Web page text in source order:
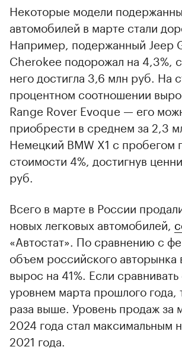
Некоторые модели
автомобилей в марте стали
Например, подержанный Jeep
Cherokee подорожал на 4,3%,
него достигла 3,6 млн руб. На
процентном соотношении
Range Rover Evoque — его
приобрести в среднем за 2,3
Немецкий BMW X1 с пробегом
стоимости 4%, достигнув
руб.
Всего в марте в России
новых легковых автомобилей,
«Автостат». По сравнению с
объем российского авторынка
вырос на 41%. Если сравнивать
уровнем марта прошлого года,
раза выше. Уровень продаж за
2024 года стал максимальным
2021 года.